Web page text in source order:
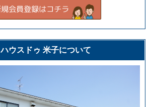
ハウスドゥ 米子について